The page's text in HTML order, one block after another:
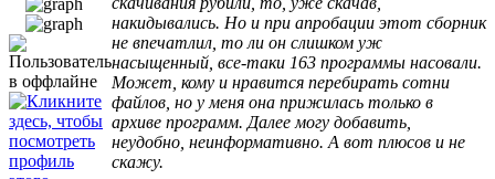
накидывались. Но и при апробации этот сборник
не впечатлил, то ли он слишком уж
насыщенный, все-таки 163 программы насовали.
Может, кому и нравится перебирать сотни
файлов, но у меня она прижилась только в
архиве программ. Далее могу добавить,
неудобно, неинформативно. А вот плюсов и не
скажу.